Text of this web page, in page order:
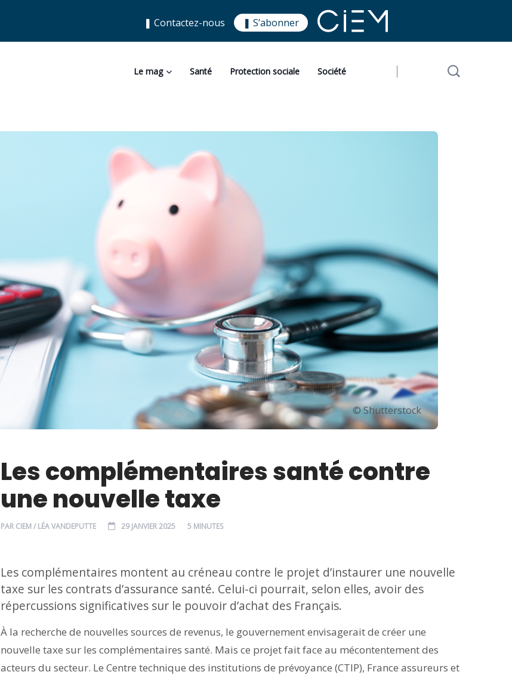
❚ Contactez-nous ❚ S’abonner
Le mag Santé Protection sociale Société
© Shutterstock
Les complémentaires santé contre
une nouvelle taxe
PAR CIEM / LÉA VANDEPUTTE 29 JANVIER 2025 5 MINUTES
Les complémentaires montent au créneau contre le projet d’instaurer une nouvelle
taxe sur les contrats d’assurance santé. Celui-ci pourrait, selon elles, avoir des
répercussions significatives sur le pouvoir d’achat des Français.
À la recherche de nouvelles sources de revenus, le gouvernement envisagerait de créer une
nouvelle taxe sur les complémentaires santé. Mais ce projet fait face au mécontentement des
acteurs du secteur. Le Centre technique des institutions de prévoyance (CTIP), France assureurs et